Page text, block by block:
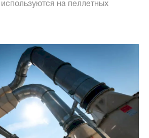
на пеллетных